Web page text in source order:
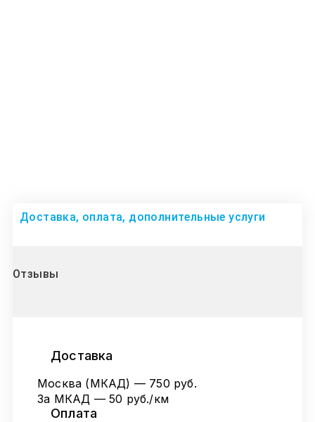
Доставка, оплата, дополнительные услуги
Отзывы
Доставка
Москва (МКАД) — 750 руб.
За МКАД — 50 руб./км
Оплата